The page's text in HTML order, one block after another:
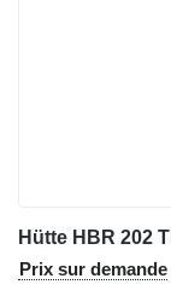
Hütte HBR 202
Prix sur demande